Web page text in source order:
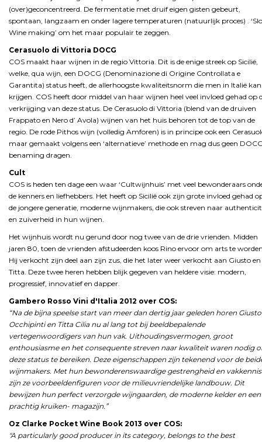
(over)geconcentreerd. De fermentatie met druif eigen gisten gebeurt,
spontaan, langzaam en onder lagere temperaturen (natuurlijk proces) .
Wine making’ om het maar populair te zeggen.
Cerasuolo di Vittoria DOCG
COS maakt haar wijnen in de regio Vittoria. Dit is de enige streek op Sicilië,
welke, qua wijn, een DOCG (Denominazione di Origine Controllata e
Garantita) status heeft, de allerhoogste kwaliteitsnorm die men in Italië kan
krijgen. COS heeft door middel van haar wijnen heel veel invloed gehad op
verkrijging van deze status. De Cerasuolo di Vittoria (blend van de druiven
Frappato en Nero d’ Avola) wijnen van het huis behoren tot de top van de
regio. De rode Pithos wijn (volledig Amforen) is in principe ook een
maar gemaakt volgens een ‘alternatieve’ methode en mag dus geen
benaming dragen.
Cult
COS is heden ten dage een waar ‘Cultwijnhuis’ met veel bewonderaars
de kenners en liefhebbers. Het heeft op Sicilië ook zijn grote invloed gehad
de jongere generatie, moderne wijnmakers, die ook streven naar
en zuiverheid in hun wijnen.
Het wijnhuis wordt nu gerund door nog twee van de drie vrienden. Midden
jaren 80, toen de vrienden afstudeerden koos Rino ervoor om arts te
Hij verkocht zijn deel aan zijn zus, die het later weer verkocht aan Giusto en
Titta. Deze twee heren hebben blijk gegeven van heldere visie: modern,
progressief, innovatief en dapper.
Gambero Rosso Vini d'Italia 2012 over COS:
“Na de bijna speelse start van meer dan dertig jaar geleden horen Giusto
Occhipinti en Titta Cilia nu al lang tot bij beeldbepalende
vertegenwoordigers van hun vak. Uithoudingsvermogen, groot
enthousiasme en het consequente streven naar kwaliteit waren nodig
deze status te bereiken. Deze eigenschappen zijn tekenend voor de
wijnmakers. Met hun bewonderenswaardige gestrengheid en vakkennis
zijn ze voorbeeldenfiguren voor de milieuvriendelijke landbouw. Dit
bewijzen hun perfect verzorgde wijngaarden, de moderne kelder en een
prachtig kruiken- magazijn.”
Oz Clarke Pocket Wine Book 2013 over COS:
"A particularly good producer in its category, belongs to the best